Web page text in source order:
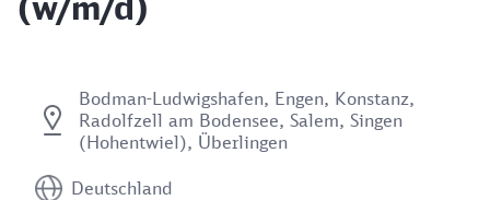
Bodman-Ludwigshafen, Engen, Konstanz,
Radolfzell am Bodensee, Salem, Singen
(Hohentwiel), Überlingen
Deutschland